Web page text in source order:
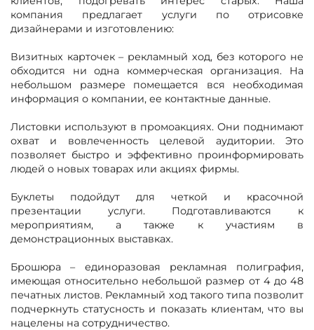
компания предлагает услуги по отрисовке
дизайнерами и изготовлению:
Визитных карточек – рекламный ход, без которого не
обходится ни одна коммерческая организация. На
небольшом размере помещается вся необходимая
информация о компании, ее контактные данные.
Листовки используют в промоакциях. Они поднимают
охват и вовлеченность целевой аудитории. Это
позволяет быстро и эффективно проинформировать
людей о новых товарах или акциях фирмы.
Буклеты подойдут для четкой и красочной
презентации услуги. Подготавливаются к
мероприятиям, а также к участиям в
демонстрационных выставках.
Брошюра – единоразовая рекламная полиграфия,
имеющая относительно небольшой размер от 4 до 48
печатных листов. Рекламный ход такого типа позволит
подчеркнуть статусность и показать клиентам, что вы
нацелены на сотрудничество.